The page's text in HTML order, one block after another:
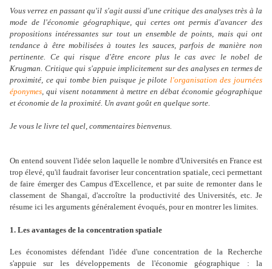
Vous verrez en passant qu'il s'agit aussi d'une critique des analyses très à la
mode de l'économie géographique, qui certes ont permis d'avancer des
propositions intéressantes sur tout un ensemble de points, mais qui ont
tendance à être mobilisées à toutes les sauces, parfois de manière non
pertinente. Ce qui risque d'être encore plus le cas avec le nobel de
Krugman. Critique qui s'appuie implicitement sur des analyses en termes de
proximité, ce qui tombe bien puisque je pilote l'organisation des journées
éponymes, qui visent notamment à mettre en débat économie géographique
et économie de la proximité. Un avant goût en quelque sorte.
Je vous le livre tel quel, commentaires bienvenus.
On entend souvent l'idée selon laquelle le nombre d'Universités en France est
trop élevé, qu'il faudrait favoriser leur concentration spatiale, ceci permettant
de faire émerger des Campus d'Excellence, et par suite de remonter dans le
classement de Shangaï, d'accroître la productivité des Universités, etc. Je
résume ici les arguments généralement évoqués, pour en montrer les limites.
1. Les avantages de la concentration spatiale
Les économistes défendant l'idée d'une concentration de la Recherche
s'appuie sur les développements de l'économie géographique : la